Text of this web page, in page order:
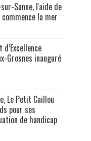
Sanne, l'aide de
la mer
Grosnes inauguré
Le Petit Caillou
pour ses
de handicap